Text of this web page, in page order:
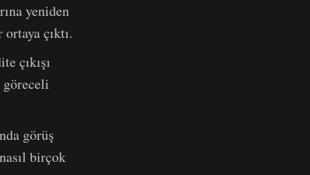
yeniden
çıktı.
çıkışı
göreceli
görüş
birçok